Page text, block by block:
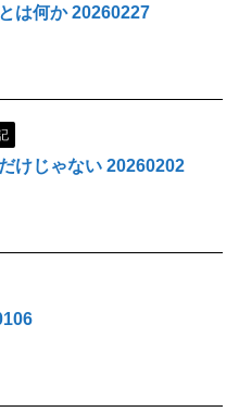
は何か 20260227
けじゃない 20260202